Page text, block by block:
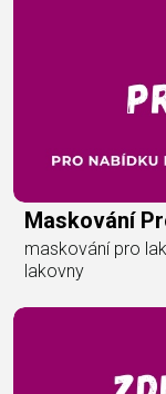
Maskování
maskování pro
lakovny